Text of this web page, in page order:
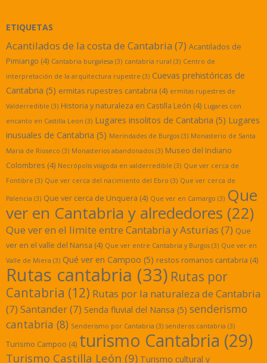
ETIQUETAS
Acantilados de la costa de Cantabria (7) Acantilados de
Pimiango (4) Cantabria burgalesa (3) cantabria rural (3) Centro de
interpretación de la arquitectura rupestre (3) Cuevas prehistóricas de
Cantabria (5) ermitas rupestres cantabria (4) ermitas rupestres de
Valderredible (3) Historia y naturaleza en Castilla León (4) Lugares con
encanto en Castilla Leon (3) Lugares insolitos de Cantabria (5) Lugares
inusuales de Cantabria (5) Merindades de Burgos (3) Monasterio de Santa
Maria de Rioseco (3) Monasterios abandonados (3) Museo del Indiano
Colombres (4) Necrópolis visigoda en valderredible (3) Que ver cerca de
Fontibre (3) Que ver cerca del nacimiento del Ebro (3) Que ver cerca de
Palencia (3) Que ver cerca de Unquera (4) Que ver en Camargo (3) Que
ver en Cantabria y alrededores (22)
Que ver en el limite entre Cantabria y Asturias (7) Que
ver en el valle del Nansa (4) Que ver entre Cantabria y Burgos (3) Que ver en
Valle de Miera (3) Qué ver en Campoo (5) restos romanos cantabria (4)
Rutas cantabria (33) Rutas por
Cantabria (12) Rutas por la naturaleza de Cantabria
(7) Santander(7) Senda fluvial del Nansa (5) senderismo
cantabria (8) Senderismo por Cantabria (3) senderos cantabria (3)
Turismo Campoo (4) turismo Cantabria (29)
Turismo Castilla León (9) Turismo cultural y